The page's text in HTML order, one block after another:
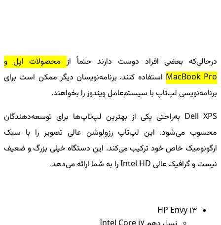
درحالی‌که بعضی افراد دوست دارند حتماً از محصولات اپل و
MacBook Pro استفاده کنند، برنامه‌نویسان دیگر ممکن است برای
برنامه‌نویسی لپ‌تاپ با سیستم‌عامل ویندوز را بخواهند.
Dell XPS به‌راحتی یکی از بهترین لپ‌تاپ‌ها برای توسعه‌دهندگان
محسوب می‌شود. این لپ‌تاپ رزولوشن عالی تصویر را با سبک
ارگونومیک خاص خود ترکیب می‌کند. این دستگاه خیلی بزرگ و ضعیف
نیست و گرافیک عالی Intel HDرا به شما ارائه می‌دهد.
HP Envy 13